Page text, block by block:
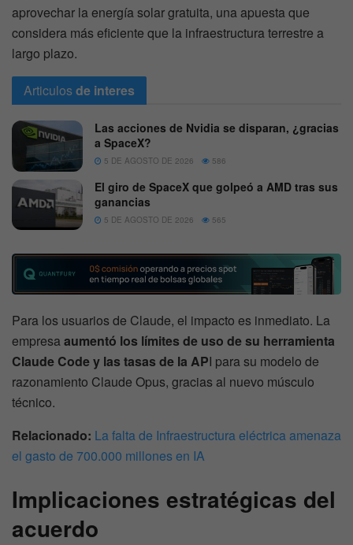
aprovechar la energía solar gratuita, una apuesta que
considera más eficiente que la infraestructura terrestre a
largo plazo.
Articulosde interes
Las acciones de Nvidia se disparan, ¿gracias
a SpaceX?
5 DE AGOSTO DE 2026 586
El giro de SpaceX que golpeó a AMD tras sus
ganancias
5 DE AGOSTO DE 2026 565
Para los usuarios de Claude, el impacto es inmediato. La
empresaaumentó los límites de uso de su herramienta
Claude Code y las tasas de la API para su modelo de
razonamiento Claude Opus, gracias al nuevo músculo
técnico.
Relacionado: La falta de Infraestructura eléctrica amenaza
el gasto de 700.000 millones en IA
Implicaciones estratégicas del
acuerdo